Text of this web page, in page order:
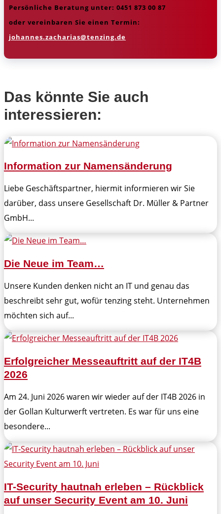
Persönliche Beratung unter: 0451 873 00 87
oder vereinbaren Sie einen Termin:
johannes.zacharias@tenzing.de
Das könnte Sie auch
interessieren:
Information zur Namensänderung
Liebe Geschäftspartner, hiermit informieren wir Sie
darüber, dass unsere Gesellschaft Dr. Müller & Partner
GmbH...
Die Neue im Team…
Unsere Kunden denken nicht an IT und genau das
beschreibt sehr gut, wofür tenzing steht. Unternehmen
möchten sich auf...
Erfolgreicher Messeauftritt auf der IT4B
2026
Am 24. Juni 2026 waren wir wieder auf der IT4B 2026 in
der Gollan Kulturwerft vertreten. Es war für uns eine
besondere...
IT-Security hautnah erleben – Rückblick
auf unser Security Event am 10. Juni